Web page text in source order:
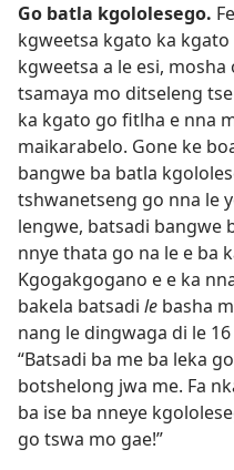
Go batla kgololesego.
kgweetsa kgato ka
kgweetsa a le esi,
tsamaya mo ditseleng
ka kgato go fitlha e nna
maikarabelo. Gone ke
bangwe ba batla
tshwanetseng go nna le
lengwe, batsadi bangwe
nnye thata go na le e ba
Kgogakgogano e e ka
bakela batsadi le basha
nang le dingwaga di le
“Batsadi ba me ba leka
botshelong jwa me. Fa
ba ise ba nneye
go tswa mo gae!”